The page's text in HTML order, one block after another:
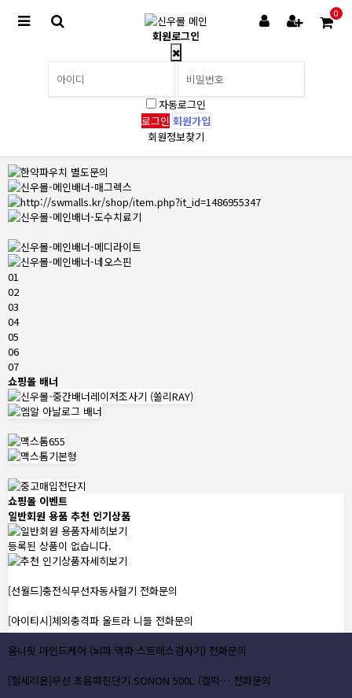
0
회원로그인
자동로그인
회원가입
회원정보찾기
01
02
03
04
05
06
07
쇼핑몰 배너
쇼핑몰 이벤트
일반회원 용품 추천 인기상품
자세히보기
등록된 상품이 없습니다.
자세히보기
[선월드]충전식무선자동사혈기 전화문의
[아이티시]체외충격파 울트라 니들 전화문의
옴니핏 마인드케어 (뇌파 맥파 스트레스검사기) 전화문의
[힐세리온]무선 초음파진단기 SONON 500L (갤럭… 전화문의